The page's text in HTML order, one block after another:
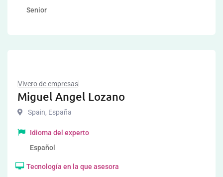
Senior
Vivero de empresas
Miguel Angel Lozano
Spain, España
Idioma del experto
Español
Tecnología en la que asesora